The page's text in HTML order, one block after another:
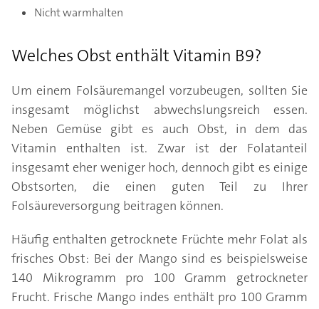
Nicht warmhalten
Welches Obst enthält Vitamin B9?
Um einem Folsäuremangel vorzubeugen, sollten Sie
insgesamt möglichst abwechslungsreich essen.
Neben Gemüse gibt es auch Obst, in dem das
Vitamin enthalten ist. Zwar ist der Folatanteil
insgesamt eher weniger hoch, dennoch gibt es einige
Obstsorten, die einen guten Teil zu Ihrer
Folsäureversorgung beitragen können.
Häufig enthalten getrocknete Früchte mehr Folat als
frisches Obst: Bei der Mango sind es beispielsweise
140 Mikrogramm pro 100 Gramm getrockneter
Frucht. Frische Mango indes enthält pro 100 Gramm